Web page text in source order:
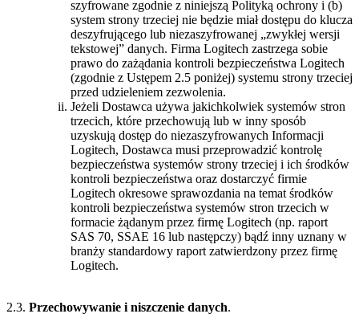
szyfrowane zgodnie z niniejszą Polityką ochrony i (b)
system strony trzeciej nie będzie miał dostępu do klucza
deszyfrującego lub niezaszyfrowanej „zwykłej wersji
tekstowej” danych. Firma Logitech zastrzega sobie
prawo do zażądania kontroli bezpieczeństwa Logitech
(zgodnie z Ustępem 2.5 poniżej) systemu strony trzeciej
przed udzieleniem zezwolenia.
Jeżeli Dostawca używa jakichkolwiek systemów stron
trzecich, które przechowują lub w inny sposób
uzyskują dostęp do niezaszyfrowanych Informacji
Logitech, Dostawca musi przeprowadzić kontrolę
bezpieczeństwa systemów strony trzeciej i ich środków
kontroli bezpieczeństwa oraz dostarczyć firmie
Logitech okresowe sprawozdania na temat środków
kontroli bezpieczeństwa systemów stron trzecich w
formacie żądanym przez firmę Logitech (np. raport
SAS 70, SSAE 16 lub następczy) bądź inny uznany w
branży standardowy raport zatwierdzony przez firmę
Logitech.
2.3. Przechowywanie i niszczenie danych.